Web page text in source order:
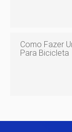
Como Fazer
Para Bicicleta